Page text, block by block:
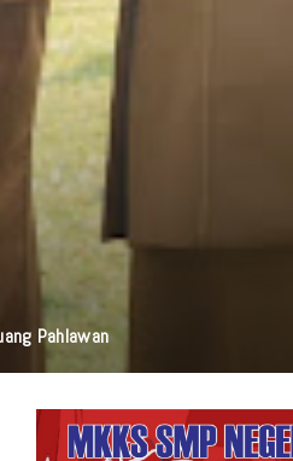
Pelestarian Budaya, Dan Disabilitas